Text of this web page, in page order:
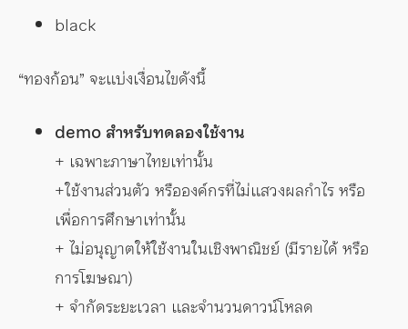
black
“ทองก้อน” จะแบ่งเงื่อนไขดังนี้
demo สำหรับทดลองใช้งาน
+ เฉพาะภาษาไทยเท่านั้น
+ใช้งานส่วนตัว หรือองค์กรที่ไม่แสวงผลกำไร หรือ
เพื่อการศึกษาเท่านั้น
+ ไม่อนุญาตให้ใช้งานในเชิงพาณิชย์ (มีรายได้ หรือ
การโฆษณา)
+ จำกัดระยะเวลา และจำนวนดาวน์โหลด